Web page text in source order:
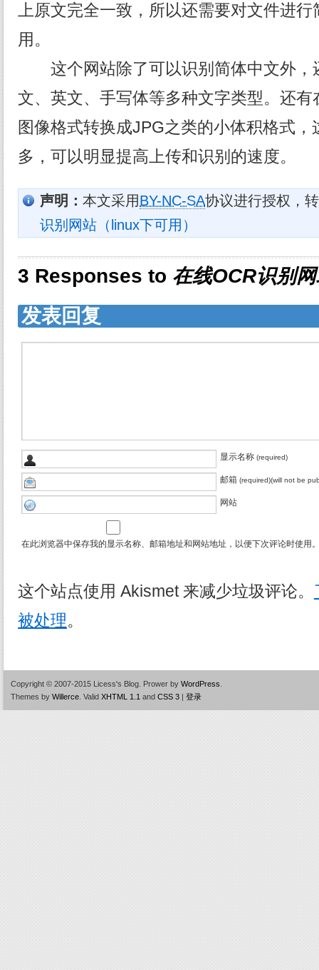
上原文完全一致，所以还需要对文件进
用。
这个网站除了可以识别简体中文外，
文、英文、手写体等多种文字类型。还
图像格式转换成JPG之类的小体积格式
多，可以明显提高上传和识别的速度。
声明： 本文采用BY-NC-SA协议进行授权，
识别网站（linux下可用）
3 Responses to 在线OCR识别
发表回复
显示名称 (required)
邮箱 (required)(will not be
网站
在此浏览器中保存我的显示名称、邮箱地址和网站地址，以便下次评论时使用
这个站点使用 Akismet 来减少垃圾评论。
被处理。
Copyright © 2007-2015 Licess's Blog. Prower by WordPress
Themes by Willerce Valid XHTML 1.1 and CSS 3 | 登录